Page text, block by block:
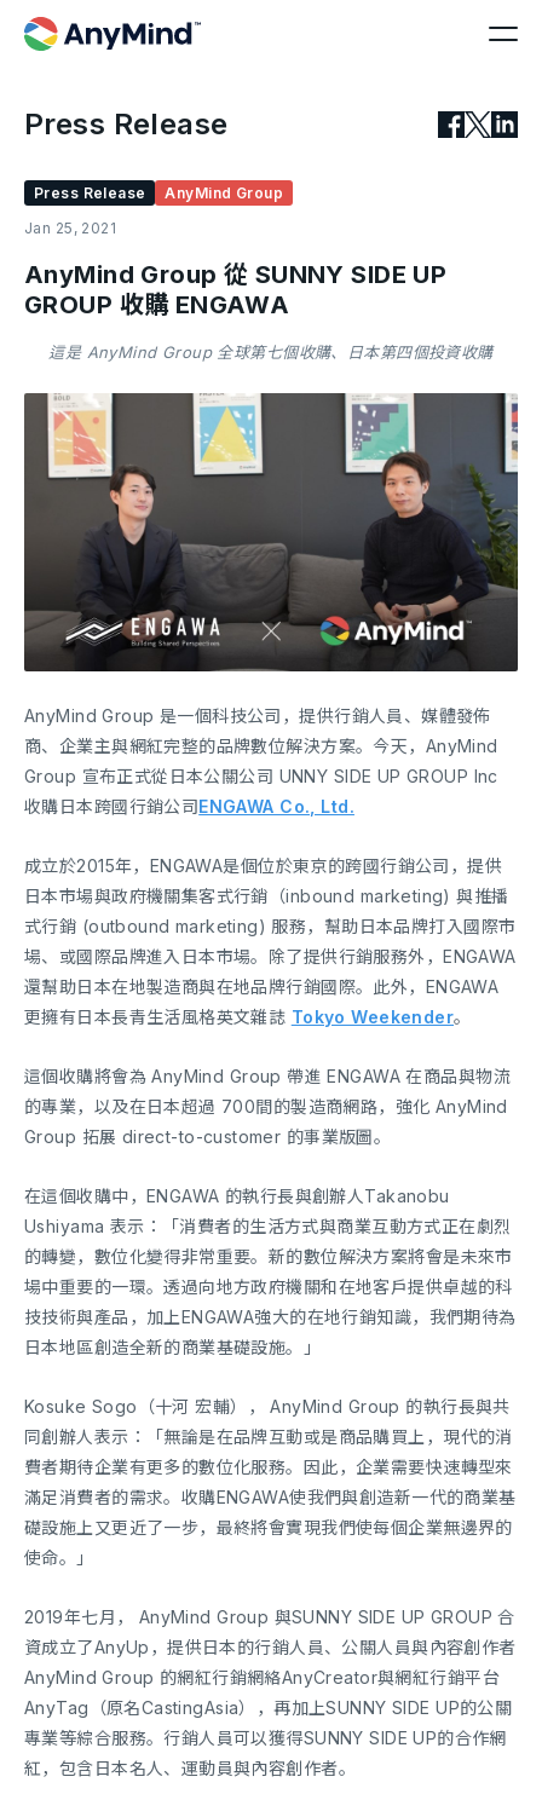
Press Release
Press Release
AnyMind Group
Jan 25, 2021
AnyMind Group 從 SUNNY SIDE UP
GROUP 收購 ENGAWA
這是 AnyMind Group 全球第七個收購、日本第四個投資收購
AnyMind Group 是一個科技公司，提供行銷人員、媒體發佈
商、企業主與網紅完整的品牌數位解決方案。今天，AnyMind
Group 宣布正式從日本公關公司 UNNY SIDE UP GROUP Inc
收購日本跨國行銷公司ENGAWA Co., Ltd.
成立於2015年，ENGAWA是個位於東京的跨國行銷公司，提供
日本市場與政府機關集客式行銷（inbound marketing) 與推播
式行銷 (outbound marketing) 服務，幫助日本品牌打入國際市
場、或國際品牌進入日本市場。除了提供行銷服務外，ENGAWA
還幫助日本在地製造商與在地品牌行銷國際。此外，ENGAWA
更擁有日本長青生活風格英文雜誌 Tokyo Weekender。
這個收購將會為 AnyMind Group 帶進 ENGAWA 在商品與物流
的專業，以及在日本超過 700間的製造商網路，強化 AnyMind
Group 拓展 direct-to-customer 的事業版圖。
在這個收購中，ENGAWA 的執行長與創辦人Takanobu
Ushiyama 表示：「消費者的生活方式與商業互動方式正在劇烈
的轉變，數位化變得非常重要。新的數位解決方案將會是未來市
場中重要的一環。透過向地方政府機關和在地客戶提供卓越的科
技技術與產品，加上ENGAWA強大的在地行銷知識，我們期待為
日本地區創造全新的商業基礎設施。」
Kosuke Sogo（十河 宏輔）， AnyMind Group 的執行長與共
同創辦人表示：「無論是在品牌互動或是商品購買上，現代的消
費者期待企業有更多的數位化服務。因此，企業需要快速轉型來
滿足消費者的需求。收購ENGAWA使我們與創造新一代的商業基
礎設施上又更近了一步，最終將會實現我們使每個企業無邊界的
使命。」
2019年七月， AnyMind Group 與SUNNY SIDE UP GROUP 合
資成立了AnyUp，提供日本的行銷人員、公關人員與內容創作者
AnyMind Group 的網紅行銷網絡AnyCreator與網紅行銷平台
AnyTag（原名CastingAsia），再加上SUNNY SIDE UP的公關
專業等綜合服務。行銷人員可以獲得SUNNY SIDE UP的合作網
紅，包含日本名人、運動員與內容創作者。